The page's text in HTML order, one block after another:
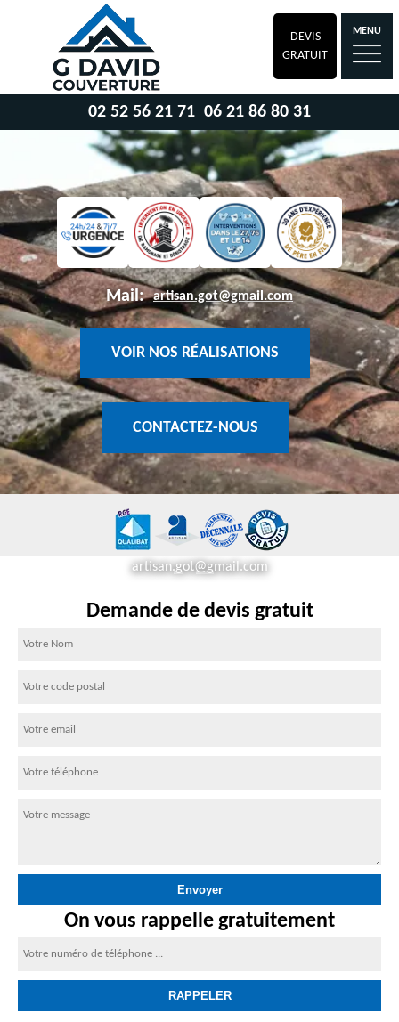
DEVIS
GRATUIT
MENU
02 52 56 21 71 06 21 86 80 31
Mail: artisan.got@gmail.com
VOIR NOS RÉALISATIONS
CONTACTEZ-NOUS
artisan.got@gmail.com
Demande de devis gratuit
On vous rappelle gratuitement